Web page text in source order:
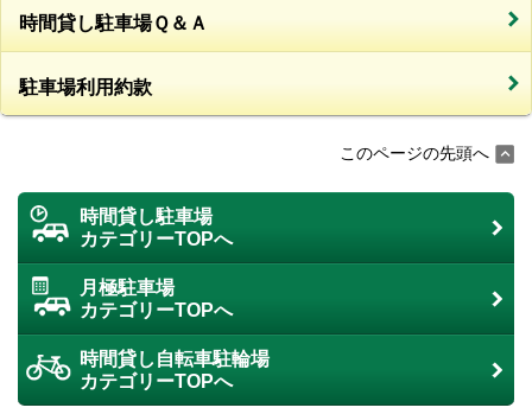
時間貸し駐車場Ｑ＆Ａ
駐車場利用約款
このページの先頭へ
時間貸し駐車場
カテゴリーTOPへ
月極駐車場
カテゴリーTOPへ
時間貸し自転車駐輪場
カテゴリーTOPへ